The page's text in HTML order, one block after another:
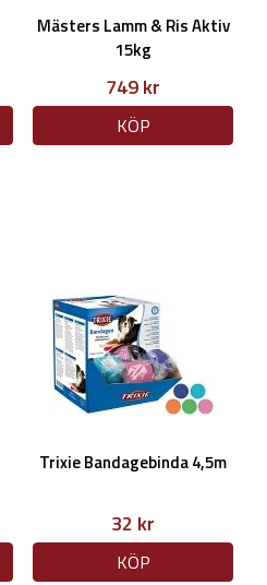
Mästers Lamm & Ris Aktiv
15kg
749 kr
KÖP
Trixie Bandagebinda 4,5m
32 kr
KÖP